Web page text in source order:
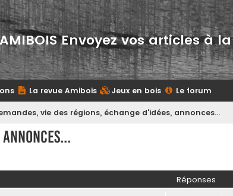
AMIBOIS Envoyez vos articles à
La revue Amibois Jeux en bois Le forum
vie des régions, échange d'idées, annonces...
Réponses